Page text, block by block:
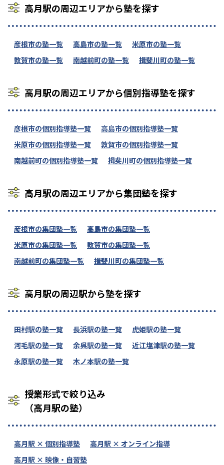
高月駅の周辺エリアから塾を探す
彦根市の塾一覧 高島市の塾一覧
米原市の塾一覧
敦賀市の塾一覧
南越前町の塾一覧 揖斐川町の塾一覧
高月駅の周辺エリアから個別指導塾を探す
彦根市の個別指導塾一覧
高島市の個別指導塾一覧
米原市の個別指導塾一覧
敦賀市の個別指導塾一覧
南越前町の個別指導塾一覧
揖斐川町の個別指導塾一覧
高月駅の周辺エリアから集団塾を探す
彦根市の集団塾一覧
高島市の集団塾一覧
米原市の集団塾一覧
敦賀市の集団塾一覧
南越前町の集団塾一覧
揖斐川町の集団塾一覧
高月駅の周辺駅から塾を探す
田村駅の塾一覧 長浜駅の塾一覧
虎姫駅の塾一覧
河毛駅の塾一覧
余呉駅の塾一覧
近江塩津駅の塾一覧
永原駅の塾一覧
木ノ本駅の塾一覧
授業形式で絞り込み
（高月駅の塾）
高月駅 × 個別指導塾
高月駅 × オンライン指導
高月駅 × 映像・自習塾